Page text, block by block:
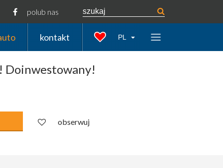
polub nas
kontakt PL
Doinwestowany!
obserwuj